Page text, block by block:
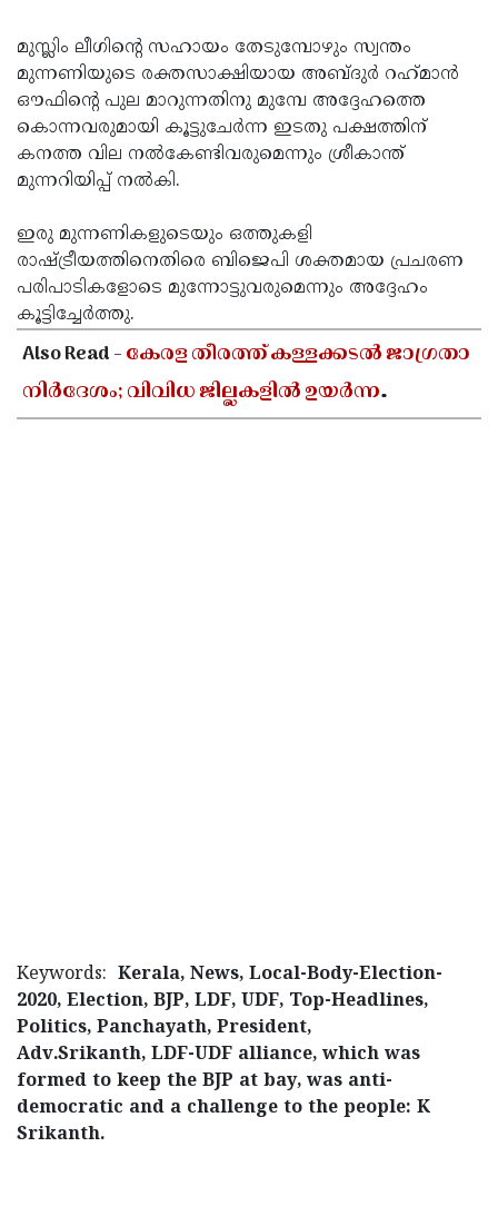
മുസ്ലിം ലീഗിന്റെ സഹായം തേടുമ്പോഴും സ്വന്തം
മുന്നണിയുടെ രക്തസാക്ഷിയായ അബ്ദുര്‍ റഹ്‌മാൻ
ഔഫിന്റെ പുല മാറുന്നതിനു മുമ്പേ അദ്ദേഹത്തെ
കൊന്നവരുമായി കൂട്ടുചേർന്ന ഇടതു പക്ഷത്തിന്
കനത്ത വില നൽകേണ്ടിവരുമെന്നും ശ്രീകാന്ത്
മുന്നറിയിപ്പ് നൽകി.
ഇരു മുന്നണികളുടെയും ഒത്തുകളി
രാഷ്ട്രീയത്തിനെതിരെ ബിജെപി ശക്തമായ പ്രചരണ
പരിപാടികളോടെ മുന്നോട്ടുവരുമെന്നും അദ്ദേഹം
കൂട്ടിച്ചേർത്തു.
Also Read -കേരള തീരത്ത് കള്ളക്കടൽ ജാഗ്രതാ
നിർദേശം; വിവിധ ജില്ലകളിൽ ഉയർന്ന
Keywords: Kerala, News, Local-Body-Election-
2020, Election, BJP, LDF, UDF, Top-Headlines,
Politics, Panchayath, President,
Adv.Srikanth, LDF-UDF alliance, which was
formed to keep the BJP at bay, was anti-
democratic and a challenge to the people: K
Srikanth.